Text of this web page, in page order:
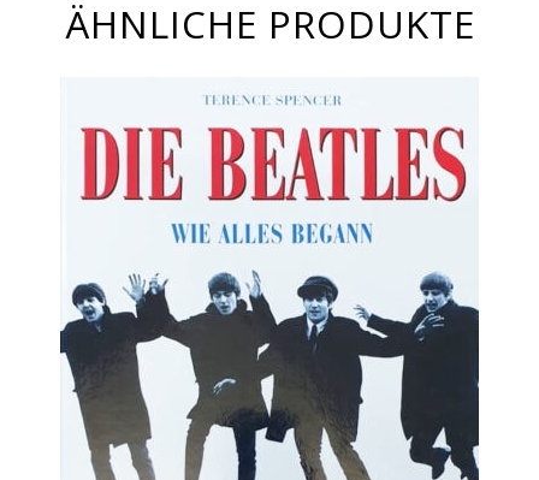
ÄHNLICHE PRODUKTE